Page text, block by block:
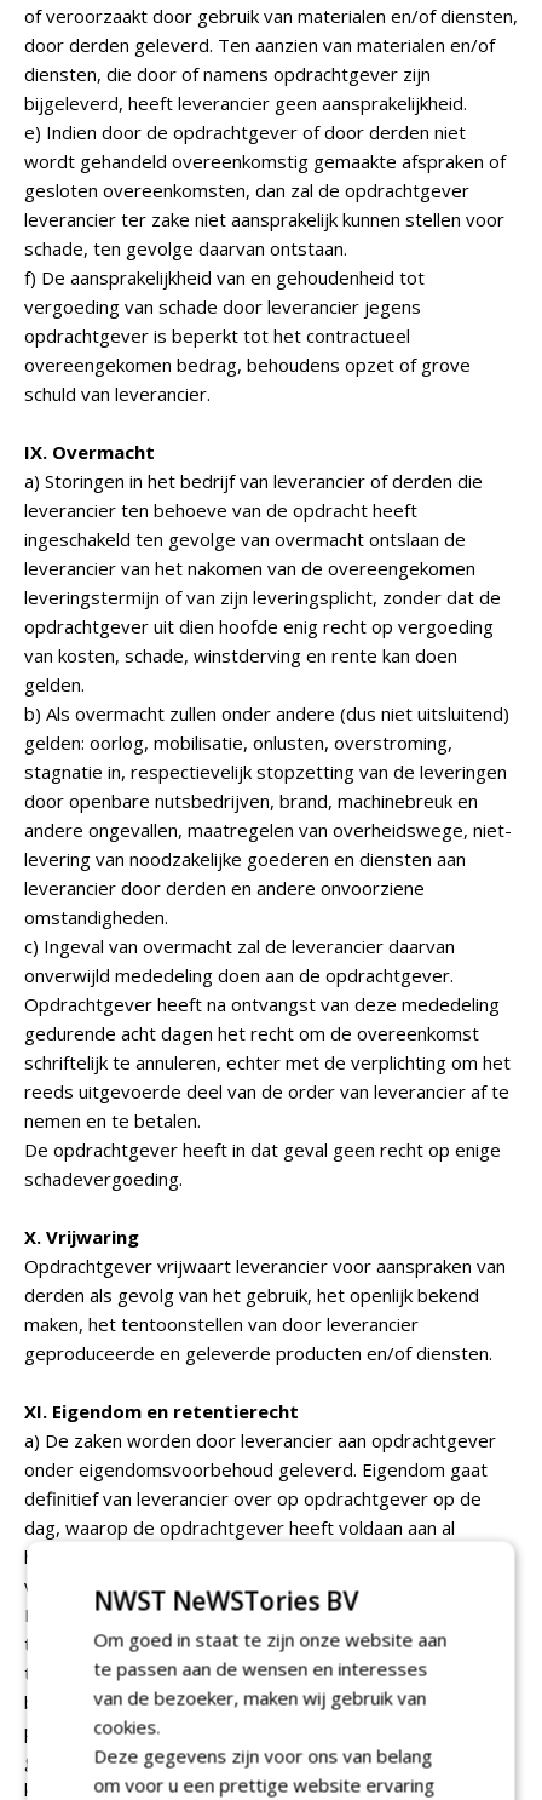
of veroorzaakt door gebruik van materialen en/of diensten,
door derden geleverd. Ten aanzien van materialen en/of
diensten, die door of namens opdrachtgever zijn
bijgeleverd, heeft leverancier geen aansprakelijkheid.
e) Indien door de opdrachtgever of door derden niet
wordt gehandeld overeenkomstig gemaakte afspraken of
gesloten overeenkomsten, dan zal de opdrachtgever
leverancier ter zake niet aansprakelijk kunnen stellen voor
schade, ten gevolge daarvan ontstaan.
f) De aansprakelijkheid van en gehoudenheid tot
vergoeding van schade door leverancier jegens
opdrachtgever is beperkt tot het contractueel
overeengekomen bedrag, behoudens opzet of grove
schuld van leverancier.
IX. Overmacht
a) Storingen in het bedrijf van leverancier of derden die
leverancier ten behoeve van de opdracht heeft
ingeschakeld ten gevolge van overmacht ontslaan de
leverancier van het nakomen van de overeengekomen
leveringstermijn of van zijn leveringsplicht, zonder dat de
opdrachtgever uit dien hoofde enig recht op vergoeding
van kosten, schade, winstderving en rente kan doen
gelden.
b) Als overmacht zullen onder andere (dus niet uitsluitend)
gelden: oorlog, mobilisatie, onlusten, overstroming,
stagnatie in, respectievelijk stopzetting van de leveringen
door openbare nutsbedrijven, brand, machinebreuk en
andere ongevallen, maatregelen van overheidswege, niet-
levering van noodzakelijke goederen en diensten aan
leverancier door derden en andere onvoorziene
omstandigheden.
c) Ingeval van overmacht zal de leverancier daarvan
onverwijld mededeling doen aan de opdrachtgever.
Opdrachtgever heeft na ontvangst van deze mededeling
gedurende acht dagen het recht om de overeenkomst
schriftelijk te annuleren, echter met de verplichting om het
reeds uitgevoerde deel van de order van leverancier af te
nemen en te betalen.
De opdrachtgever heeft in dat geval geen recht op enige
schadevergoeding.
X. Vrijwaring
Opdrachtgever vrijwaart leverancier voor aanspraken van
derden als gevolg van het gebruik, het openlijk bekend
maken, het tentoonstellen van door leverancier
geproduceerde en geleverde producten en/of diensten.
XI. Eigendom en retentierecht
a) De zaken worden door leverancier aan opdrachtgever
onder eigendomsvoorbehoud geleverd. Eigendom gaat
definitief van leverancier over op opdrachtgever op de
dag, waarop de opdrachtgever heeft voldaan aan al
hetgeen hij uit hoofde van de overeenkomst is
verschuldigd.
Leverancier blijft te allen tijde eigenaar van het
tussenmateriaal gebruikt voor modellen, schetsen,
tekeningen, litho's, drukwerken, foto's etc.
b) Leverancier is gerechtigd om, indien zij goederen en/of
producten van de opdrachtgever onder zich heeft, deze
goederen onder zich te houden tot voldoening van alle
kosten door opdrachtgever welke leverancier heeft
NWST NeWSTories BV
Om goed in staat te zijn onze website aan
te passen aan de wensen en interesses
van de bezoeker, maken wij gebruik van
cookies.
Deze gegevens zijn voor ons van belang
om voor u een prettige website ervaring